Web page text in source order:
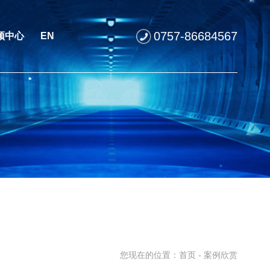
中心 EN 0757-86684567
您现在的位置：首页 -案例欣赏